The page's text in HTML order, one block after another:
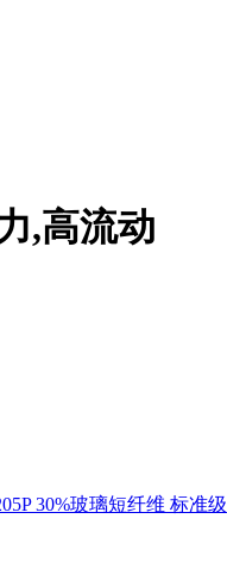
,高流动
30%玻璃短纤维 标准级